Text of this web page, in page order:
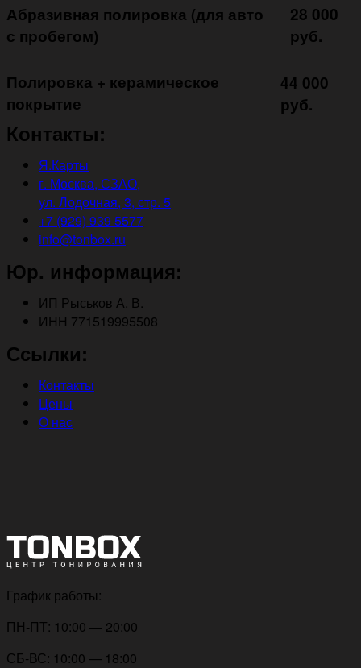
Абразивная полировка (для авто
с пробегом)
28 000
руб.
Полировка + керамическое
покрытие ㅤㅤㅤㅤㅤ
44 000
руб.
Контакты:
Я.Карты
г. Москва, СЗАО,
ул. Лодочная, 3, стр. 5
+7 (929) 939 5577
info@tonbox.ru
Юр. информация:
ИП Рыськов А. В.
ИНН 771519995508
Ссылки:
Контакты
Цены
О нас
График работы:
ПН-ПТ: 10:00 — 20:00
СБ-ВС: 10:00 — 18:00